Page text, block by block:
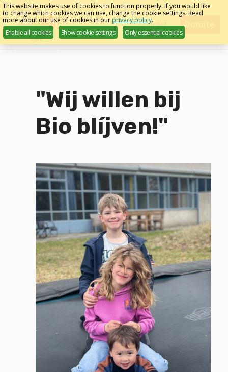
Skip
links
Jump
to
content
Menu
English
contact
"Wij willen bij
Bio blíjven!"
This website makes use of cookies to function properly. If you would like
to change which cookies we can use, change the cookie settings. Read
more about our use of cookies in ourprivacy policy.
Enable all cookies
Show cookie settings Only essential cookies